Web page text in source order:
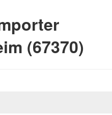
(67370)